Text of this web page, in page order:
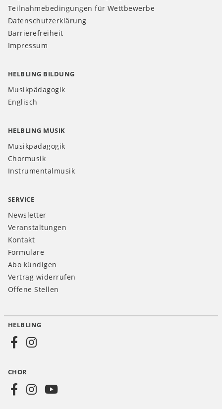
Teilnahmebedingungen für Wettbewerbe
Datenschutzerklärung
Barrierefreiheit
Impressum
HELBLING BILDUNG
Musikpädagogik
Englisch
HELBLING MUSIK
Musikpädagogik
Chormusik
Instrumentalmusik
SERVICE
Newsletter
Veranstaltungen
Kontakt
Formulare
Abo kündigen
Vertrag widerrufen
Offene Stellen
Social
CH
HELBLING
CHOR